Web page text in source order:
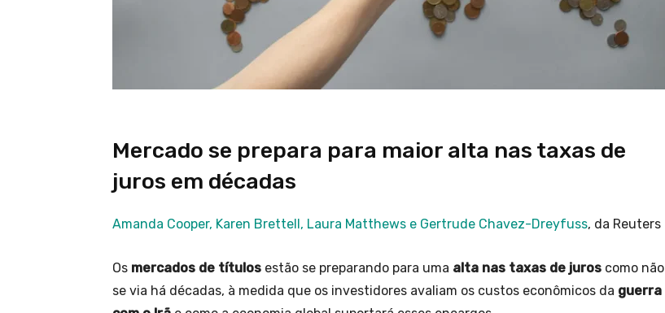
Mercado se prepara para maior alta nas taxas de
juros em décadas
Amanda Cooper, Karen Brettell, Laura Matthews e Gertrude Chavez-Dreyfuss, da Reuters
Os mercados de títulos estão se preparando para uma alta nas taxas de juros como não
se via há décadas, à medida que os investidores avaliam os custos econômicos da guerra